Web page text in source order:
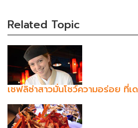
Related Topic
เชฟลิซ่าสาวมั่นโชว์ความอร่อย ที่เ